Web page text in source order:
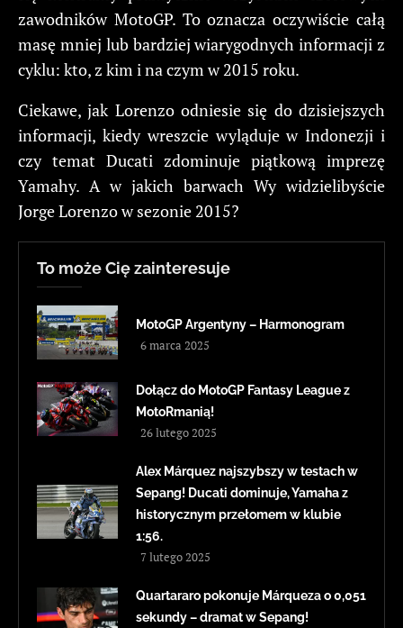
zawodników MotoGP. To oznacza oczywiście całą
masę mniej lub bardziej wiarygodnych informacji z
cyklu: kto, z kim i na czym w 2015 roku.
Ciekawe, jak Lorenzo odniesie się do dzisiejszych
informacji, kiedy wreszcie wyląduje w Indonezji i
czy temat Ducati zdominuje piątkową imprezę
Yamahy. A w jakich barwach Wy widzielibyście
Jorge Lorenzo w sezonie 2015?
To może Cię zainteresuje
MotoGP Argentyny – Harmonogram
6 marca 2025
Dołącz do MotoGP Fantasy League z
MotoRmanią!
26 lutego 2025
Alex Márquez najszybszy w testach w
Sepang! Ducati dominuje, Yamaha z
historycznym przełomem w klubie
1:56.
7 lutego 2025
Quartararo pokonuje Márqueza o 0,051
sekundy – dramat w Sepang!